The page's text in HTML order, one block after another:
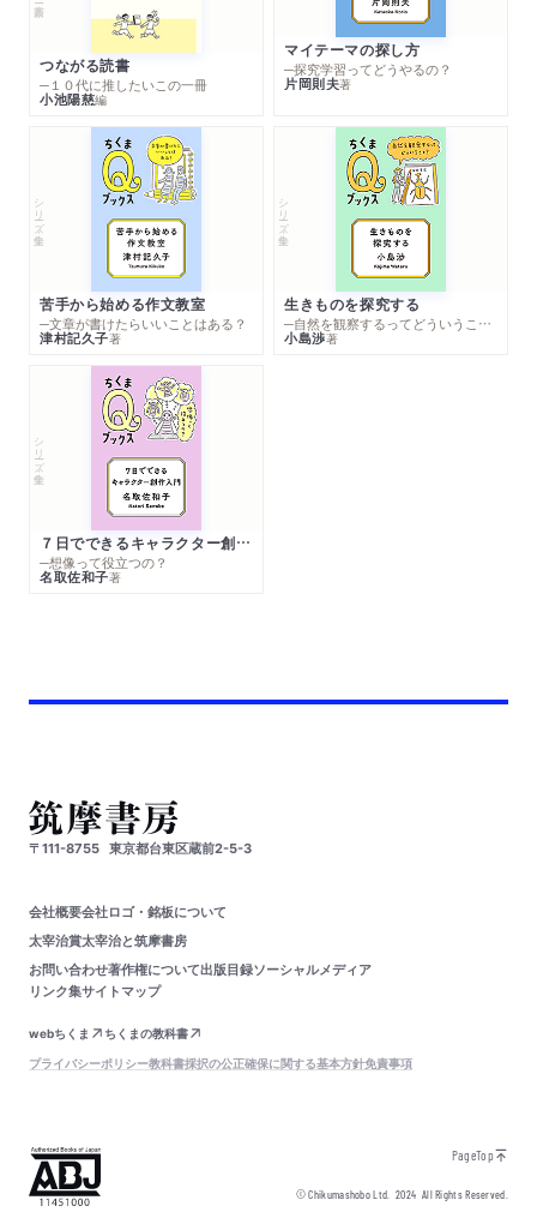
つながる読書
─１０代に推したいこの一冊
小池陽慈編
マイテーマの探し方
─探究学習ってどうやるの？
片岡則夫著
シリーズ・全集
苦手から始める作文教室
─文章が書けたらいいことはある？
津村記久子著
シリーズ・全集
生きものを探究する
─自然を観察するってどういうこと？
小島渉著
シリーズ・全集
７日でできるキャラクター創作入門
─想像って役立つの？
名取佐和子著
〒111-8755 東京都台東区蔵前2-5-3
会社概要会社ロゴ・銘板について
太宰治賞太宰治と筑摩書房
お問い合わせ著作権について出版目録ソーシャルメディア
リンク集サイトマップ
webちくま
ちくまの教科書
プライバシーポリシー教科書採択の公正確保に関する基本方針免責事項
PageTop
© Chikumashobo Ltd.2024 All Rights Reserved.